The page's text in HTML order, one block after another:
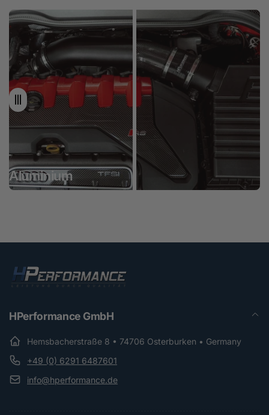
Aluminium
Carbon
HPerformance GmbH
Hemsbacherstraße 8 • 74706 Osterburken • Germany
+49 (0) 6291 6487601
info@hperformance.de